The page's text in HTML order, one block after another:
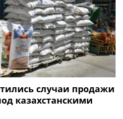
случаи продажи
казахстанскими